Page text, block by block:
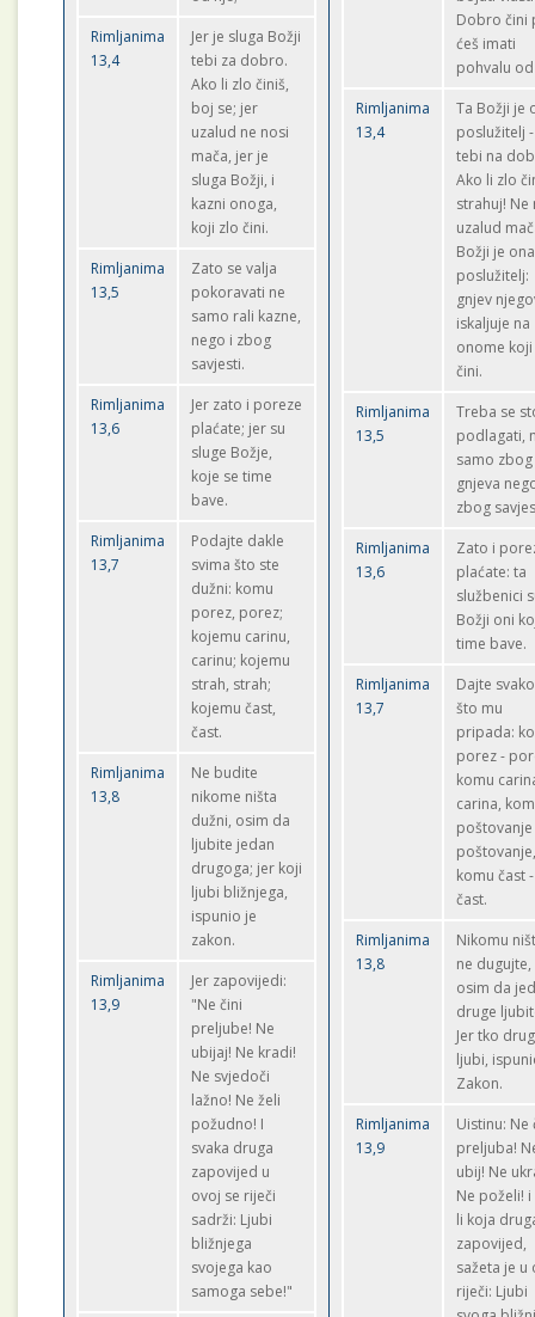
Rimljanima
13,4
Jer je sluga Božji
tebi za dobro.
Ako li zlo činiš,
boj se; jer
uzalud ne nosi
mača, jer je
sluga Božji, i
kazni onoga,
koji zlo čini.
Rimljanima
13,5
Zato se valja
pokoravati ne
samo rali kazne,
nego i zbog
savjesti.
Rimljanima
13,6
Jer zato i poreze
plaćate; jer su
sluge Božje,
koje se time
bave.
Rimljanima
13,7
Podajte dakle
svima što ste
dužni: komu
porez, porez;
kojemu carinu,
carinu; kojemu
strah, strah;
kojemu čast,
čast.
Rimljanima
13,8
Ne budite
nikome ništa
dužni, osim da
ljubite jedan
drugoga; jer koji
ljubi bližnjega,
ispunio je
zakon.
Rimljanima
13,9
Jer zapovijedi:
"Ne čini
preljube! Ne
ubijaj! Ne kradi!
Ne svjedoči
lažno! Ne želi
požudno! I
svaka druga
zapovijed u
ovoj se riječi
sadrži: Ljubi
bližnjega
svojega kao
samoga sebe!"
Dobro čini
ćeš imati
pohvalu
Rimljanima
13,4
Ta Božji je
poslužitelj -
tebi na
Ako li zlo
strahuj! Ne
uzalud
Božji je ona
poslužitelj:
gnjev
iskaljuje na
onome
čini.
Rimljanima
13,5
Treba se
podlagati,
samo zbog
gnjeva
zbog
Rimljanima
13,6
Zato i
plaćate: ta
službenici
Božji oni
time bave.
Rimljanima
13,7
Dajte
što mu
pripada:
porez -
komu
carina,
poštovanje
komu čast -
čast.
Rimljanima
13,8
Nikomu
ne dugujte,
osim da
druge
Jer tko
ljubi,
Zakon.
Rimljanima
13,9
Uistinu: Ne
preljuba!
ubij! Ne
Ne poželi!
li koja
zapovijed,
sažeta je u
riječi: Ljubi